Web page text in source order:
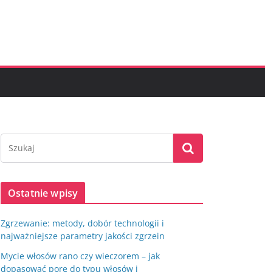
Ostatnie wpisy
Zgrzewanie: metody, dobór technologii i
najważniejsze parametry jakości zgrzein
Mycie włosów rano czy wieczorem – jak
dopasować porę do typu włosów i